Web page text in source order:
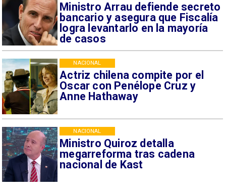
Ministro Arrau defiende secreto
bancario y asegura que Fiscalía
logra levantarlo en la mayoría
de casos
Actriz chilena compite por el
Oscar con Penélope Cruz y
Anne Hathaway
NACIONAL
Ministro Quiroz detalla
megarreforma tras cadena
nacional de Kast
NACIONAL